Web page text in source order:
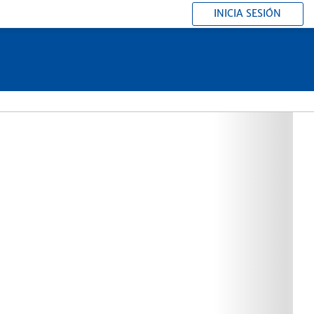
INICIA SESIÓN